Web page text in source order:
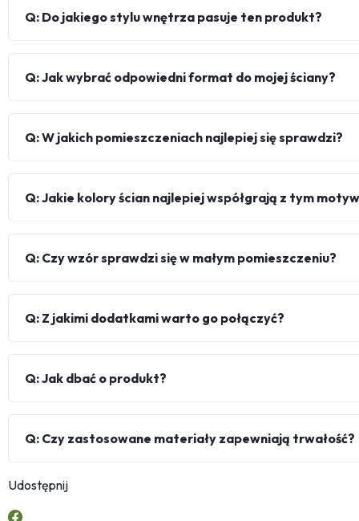
Q: Do jakiego stylu wnętrza pasuje ten produkt?
Q: Jak wybrać odpowiedni format do mojej ściany?
Q: W jakich pomieszczeniach najlepiej się sprawdzi?
Q: Jakie kolory ścian najlepiej współgrają z tym
Q: Czy wzór sprawdzi się w małym pomieszczeniu?
Q: Z jakimi dodatkami warto go połączyć?
Q: Jak dbać o produkt?
Q: Czy zastosowane materiały zapewniają trwałość?
Udostępnij